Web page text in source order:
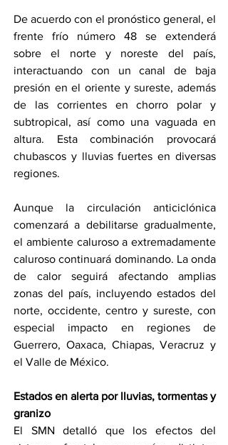
De acuerdo con el pronóstico general, el
frente frío número 48 se extenderá
sobre el norte y noreste del país,
interactuando con un canal de baja
presión en el oriente y sureste, además
de las corrientes en chorro polar y
subtropical, así como una vaguada en
altura. Esta combinación provocará
chubascos y lluvias fuertes en diversas
regiones.
Aunque la circulación anticiclónica
comenzará a debilitarse gradualmente,
el ambiente caluroso a extremadamente
caluroso continuará dominando. La onda
de calor seguirá afectando amplias
zonas del país, incluyendo estados del
norte, occidente, centro y sureste, con
especial impacto en regiones de
Guerrero, Oaxaca, Chiapas, Veracruz y
el Valle de México.
Estados en alerta por lluvias, tormentas y
granizo
El SMN detalló que los efectos del